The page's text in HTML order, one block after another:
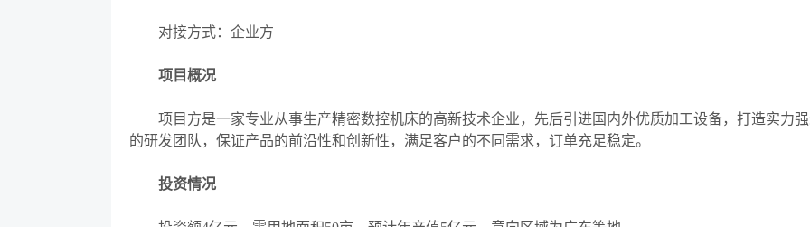
对接方式：企业方
项目概况
项目方是一家专业从事生产精密数控机床的高新技术企业，先后引进国内外优质加工设备，打造实力
的研发团队，保证产品的前沿性和创新性，满足客户的不同需求，订单充足稳定。
投资情况